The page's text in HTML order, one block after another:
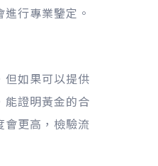
行專業鑒定。
但如果可以提供
能證明黃金的合
會更高，檢驗流